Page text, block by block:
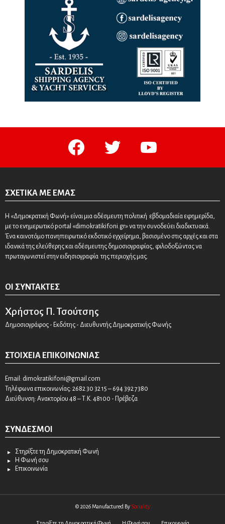
facebook twitter youtube
ΣΧΕΤΙΚΆ ΜΕ ΕΜΆΣ
Η «Δημοκρατική Φωνή» είναι μια αδέσμευτη πολιτική εβδομαδιαία εφημερίδα,
με το ενημερωτικό portal «dimokratikifoni.gr» να την συνοδεύει διαδικτυακά.
Ένα καινοτόμο πανηπειρωτικό εκδοτικό εγχείρημα, βασισμένο στις αρχές και στα
ιδανικά της ελεύθερης και αδέσμευτης δημοσιογραφίας, φιλοδοξώντας να
πρωταγωνιστεί στην ειδησιογραφία της περιοχής μας.
ΟΙ ΣΥΝΤΆΚΤΕΣ
Χρήστος Π. Τσούτσης
Δημοσιογράφος - Εκδότης - Διευθυντής Δημοκρατικής Φωνής
ΣΤΟΙΧΕΊΑ ΕΠΙΚΟΙΝΩΝΊΑΣ
Email: dimokratikifoni@gmail.com
Τηλέφωνα επικοινωνίας: 2682 30 32 15 – 694 392 7380
Διεύθυνση: Ανακτορίου 48 – Τ.Κ. 48100 - Πρέβεζα
ΣΎΝΔΕΣΜΟΙ
Στηρίξτε τη Δημοκρατική Φωνή
Η Φωνή σου
Επικοινωνία
© 2026 Manufactured By Sociality